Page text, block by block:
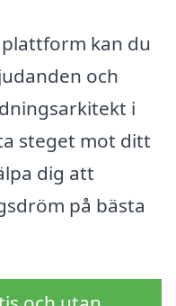
kan du
och
i
steget mot ditt
dig att
på bästa